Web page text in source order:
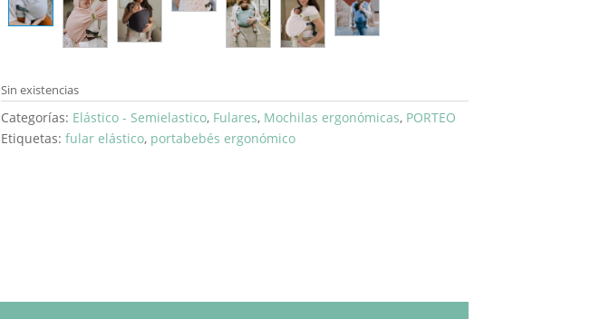
Sin existencias
Categorías: Elástico - Semielastico, Fulares, Mochilas ergonómicas, PORTEO
Etiquetas: fular elástico, portabebés ergonómico